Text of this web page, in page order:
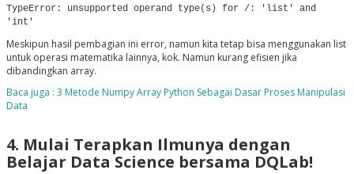
TypeError: unsupported operand type(s) for /: 'list' and
'int'
Meskipun hasil pembagian ini error, namun kita tetap bisa menggunakan list
untuk operasi matematika lainnya, kok. Namun kurang efisien jika
dibandingkan array.
Baca juga : 3 Metode Numpy Array Python Sebagai Dasar Proses Manipulasi
Data
4. Mulai Terapkan Ilmunya dengan
Belajar Data Science bersama DQLab!